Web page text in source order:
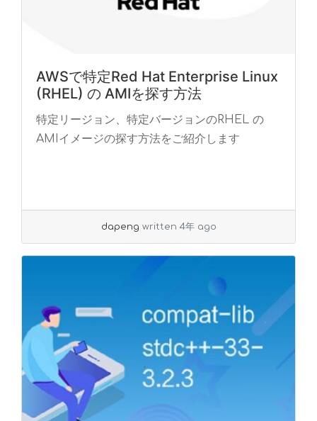
AWSで特定Red Hat Enterprise Linux
(RHEL) の AMIを探す方法
特定リージョン、特定バージョンのRHEL の
AMIイメージの探す方法をご紹介します
dapeng written 4年 ago